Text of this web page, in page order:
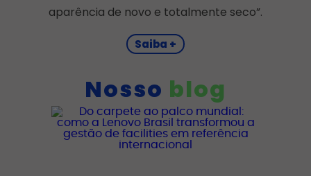
aparência de novo e totalmente seco”.
Saiba +
Nosso blog